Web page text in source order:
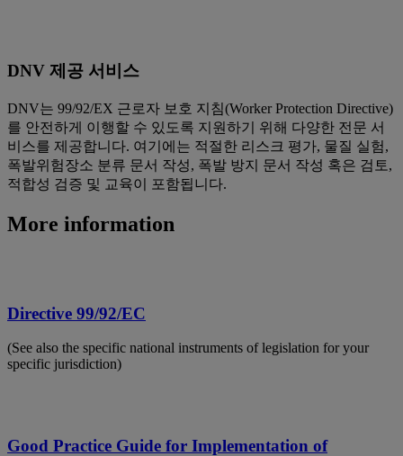
DNV 제공 서비스
DNV는 99/92/EX 근로자 보호 지침(Worker Protection Directive)
를 안전하게 이행할 수 있도록 지원하기 위해 다양한 전문 서
비스를 제공합니다. 여기에는 적절한 리스크 평가, 물질 실험,
폭발위험장소 분류 문서 작성, 폭발 방지 문서 작성 혹은 검토,
적합성 검증 및 교육이 포함됩니다.
More information
Directive 99/92/EC
(See also the specific national instruments of legislation for your
specific jurisdiction)
Good Practice Guide for Implementation of